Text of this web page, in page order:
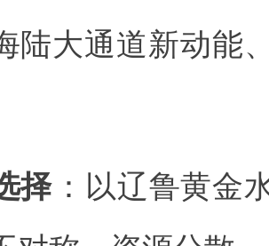
陆大通道新动能
择‌ ：以辽鲁黄金